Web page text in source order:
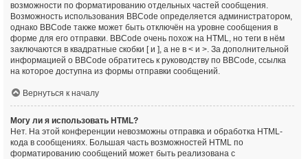
возможности по форматированию отдельных частей сообщения.
Возможность использования BBCode определяется администратором,
однако BBCode также может быть отключён на уровне сообщения в
форме для его отправки. BBCode очень похож на HTML, но теги в нём
заключаются в квадратные скобки [ и ], а не в < и >. За дополнительной
информацией о BBCode обратитесь к руководству по BBCode, ссылка
на которое доступна из формы отправки сообщений.
Вернуться к началу
Могу ли я использовать HTML?
Нет. На этой конференции невозможны отправка и обработка HTML-
кода в сообщениях. Большая часть возможностей HTML по
форматированию сообщений может быть реализована с